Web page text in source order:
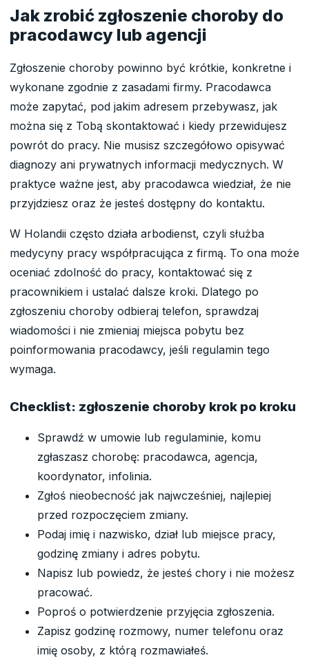
Jak zrobić zgłoszenie choroby do
pracodawcy lub agencji
Zgłoszenie choroby powinno być krótkie, konkretne i
wykonane zgodnie z zasadami firmy. Pracodawca
może zapytać, pod jakim adresem przebywasz, jak
można się z Tobą skontaktować i kiedy przewidujesz
powrót do pracy. Nie musisz szczegółowo opisywać
diagnozy ani prywatnych informacji medycznych. W
praktyce ważne jest, aby pracodawca wiedział, że nie
przyjdziesz oraz że jesteś dostępny do kontaktu.
W Holandii często działa arbodienst, czyli służba
medycyny pracy współpracująca z firmą. To ona może
oceniać zdolność do pracy, kontaktować się z
pracownikiem i ustalać dalsze kroki. Dlatego po
zgłoszeniu choroby odbieraj telefon, sprawdzaj
wiadomości i nie zmieniaj miejsca pobytu bez
poinformowania pracodawcy, jeśli regulamin tego
wymaga.
Checklist: zgłoszenie choroby krok po kroku
Sprawdź w umowie lub regulaminie, komu
zgłaszasz chorobę: pracodawca, agencja,
koordynator, infolinia.
Zgłoś nieobecność jak najwcześniej, najlepiej
przed rozpoczęciem zmiany.
Podaj imię i nazwisko, dział lub miejsce pracy,
godzinę zmiany i adres pobytu.
Napisz lub powiedz, że jesteś chory i nie możesz
pracować.
Poproś o potwierdzenie przyjęcia zgłoszenia.
Zapisz godzinę rozmowy, numer telefonu oraz
imię osoby, z którą rozmawiałeś.